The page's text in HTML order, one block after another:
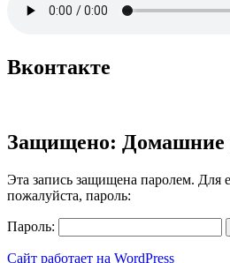
Вконтакте
Защищено: Домашние
Эта запись защищена паролем. Для
пожалуйста, пароль:
Пароль:
Сайт работает на WordPress